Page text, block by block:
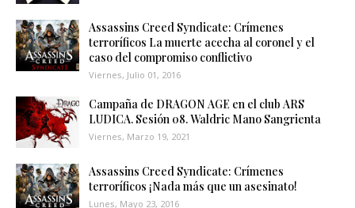
Assassins Creed Syndicate: Crímenes
terroríficos La muerte acecha al coronel y el
caso del compromiso conflictivo
Viernes, Julio 01, 2016
Campaña de DRAGON AGE en el club ARS
LUDICA. Sesión 08. Waldric Mano Sangrienta
Viernes, Marzo 19, 2021
Assassins Creed Syndicate: Crímenes
terroríficos ¡Nada más que un asesinato!
Lunes, Mayo 23, 2016